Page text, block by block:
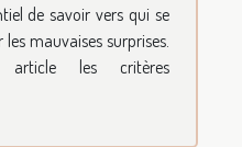
de savoir vers qui se
mauvaises surprises.
article les critères